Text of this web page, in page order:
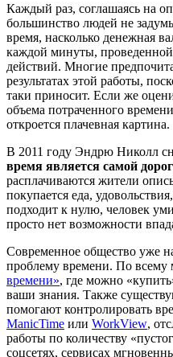
Каждый раз, соглашаясь на
большинство людей не
время, насколько денежная
каждой минуты,
действий. Многие
результатах этой работы,
таки приносит. Если же
объема потраченного
откроется плачевная картина.
В 2011 году Эндрю Николл
время является самой
расплачиваются жители
покупается еда,
подходит к нулю, человек
просто нет возможности
Современное общество уже
проблему времени. По всему
времени», где можно
ваши знания. Также
помогают контролировать
ManicTime или WorkView,
работы по количеству
соцсетях, сервисах